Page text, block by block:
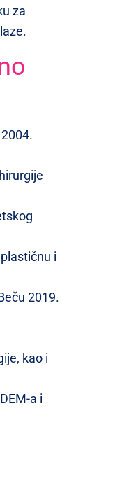
za
i
2019.
kao i
a i